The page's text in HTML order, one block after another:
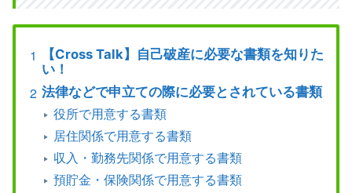
【Cross Talk】自己破産に必要な書類を知りた
い！
法律などで申立ての際に必要とされている書類
役所で用意する書類
居住関係で用意する書類
収入・勤務先関係で用意する書類
預貯金・保険関係で用意する書類